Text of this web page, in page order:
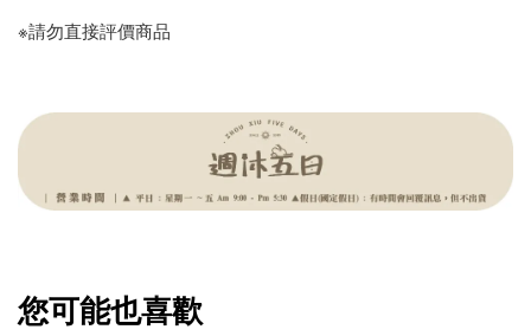
※請勿直接評價商品
您可能也喜歡